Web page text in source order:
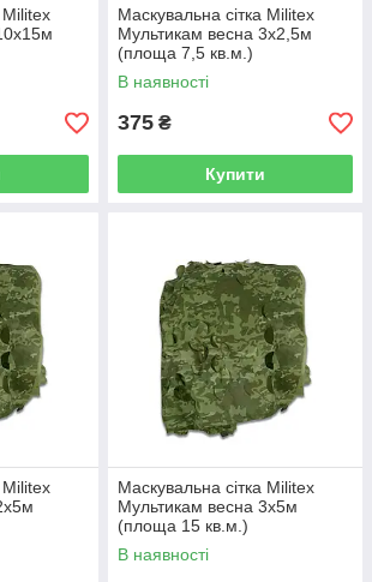
Militex
Маскувальна сітка Militex
Мультикам весна 3х2,5м
(площа 7,5 кв.м.)
В наявності
375 ₴
Купити
Militex
Маскувальна сітка Militex
Мультикам весна 3х5м
(площа 15 кв.м.)
В наявності